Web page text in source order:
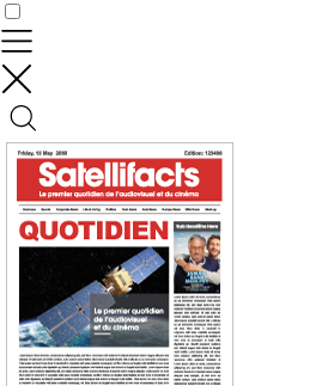
Contrôler vos données